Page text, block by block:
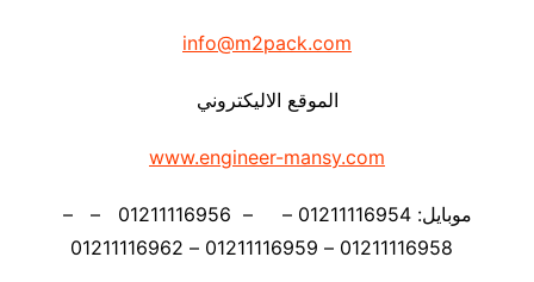
info@m2pack.com
الموقع الاليكتروني
www.engineer-mansy.com
موبايل: 01211116954 – – 01211116956 – –